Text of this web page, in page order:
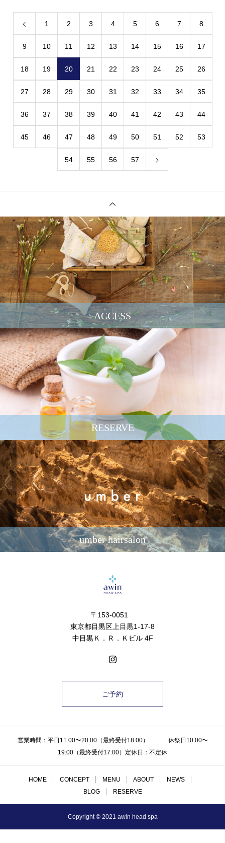
1 2 3 4 5 6 7 8
9 10 11 12 13 14 15 16 17
18 19 20 21 22 23 24 25 26
27 28 29 30 31 32 33 34 35
36 37 38 39 40 41 42 43 44
45 46 47 48 49 50 51 52 53
54 55 56 57
ACCESS
RESERVE
umber hairsalon
〒153-0051
東京都目黒区上目黒1-17-8
中目黒Ｋ．Ｒ．Ｋビル 4F
ご予約
営業時間：平日11:00〜20:00（最終受付18:00） 休祭日10:00〜
19:00（最終受付17:00）定休日：不定休
HOME CONCEPT MENU ABOUT
NEWS
BLOG
RESERVE
Copyright © 2021 awin head spa